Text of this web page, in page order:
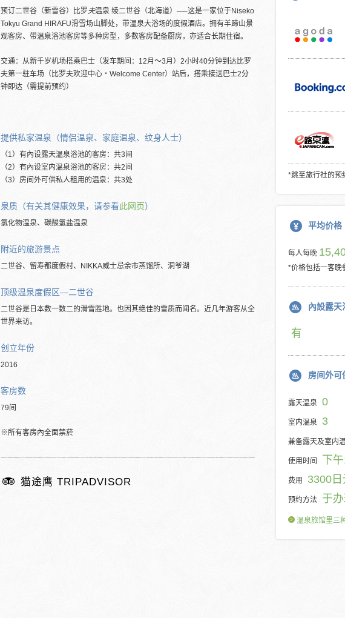
预订二世谷（新雪谷）比罗夫温泉 绫二世谷（北海道）──这是一家位于Niseko
Tokyu Grand HIRAFU滑雪场山脚处，带温泉大浴场的度假酒店。拥有羊蹄山景
观客房、带温泉浴池客房等多种房型，多数客房配备厨房，亦适合长期住宿。
交通：从新千岁机场搭乘巴士（发车期间：12月～3月）2小时40分钟到达比罗
夫第一驻车场（比罗夫欢迎中心・Welcome Center）站后，搭乘接送巴士2分
钟即达（需提前预约）
提供私家温泉（情侣温泉、家庭温泉、纹身人士）
（1）有內设露天温泉浴池的客房：共3间
（2）有內设室内温泉浴池的客房：共2间
（3）房间外可供私人租用的温泉：共3处
泉质（有关其健康效果，请参看此网页）
氯化物温泉、碳酸氢盐温泉
附近的旅游景点
二世谷、留寿都度假村、NIKKA威士忌余市蒸馏所、洞爷湖
顶级温泉度假区―二世谷
二世谷是日本数一数二的滑雪胜地。也因其绝佳的雪质而闻名。近几年游客从全
世界来访。
创立年份
2016
客房数
79间
※所有客房內全面禁菸
猫途鹰 TRIPADVISOR
*跳至旅行社的预
平均价格
每人每晚
*价格包括一客晚
內設露天
有
房间外可
露天温泉 0
室内温泉 3
兼备露天及室内
使用时间 下
费用 3300
预约方法 于
温泉旅馆里三